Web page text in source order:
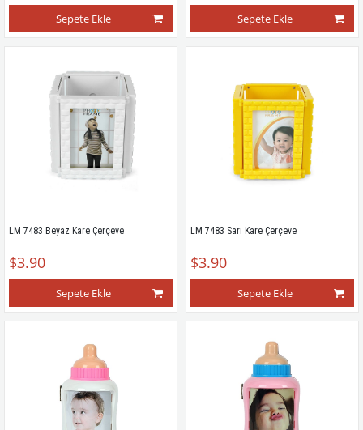
Sepete Ekle Sepete Ekle
LM 7483 Beyaz Kare Çerçeve
$3.90
Sepete Ekle
LM 7483 Sarı Kare Çerçeve
$3.90
Sepete Ekle